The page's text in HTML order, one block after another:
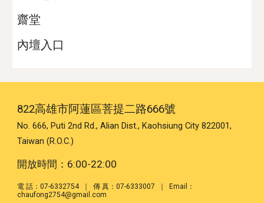
齋堂
內壇入口
822高雄市阿蓮區菩提二路666號
No. 666, Puti 2nd Rd., Alian Dist., Kaohsiung City 822001,
Taiwan (R.O.C.)
開放時間：6:00-22:00
電 話：07-6332754 ｜ 傳 真：07-6333007 ｜
Email：
chaufong2754@gmail.com